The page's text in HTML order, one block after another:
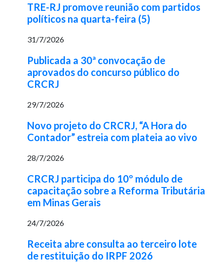
TRE-RJ promove reunião com partidos
políticos na quarta-feira (5)
31/7/2026
Publicada a 30ª convocação de
aprovados do concurso público do
CRCRJ
29/7/2026
Novo projeto do CRCRJ, “A Hora do
Contador” estreia com plateia ao vivo
28/7/2026
CRCRJ participa do 10º módulo de
capacitação sobre a Reforma Tributária
em Minas Gerais
24/7/2026
Receita abre consulta ao terceiro lote
de restituição do IRPF 2026